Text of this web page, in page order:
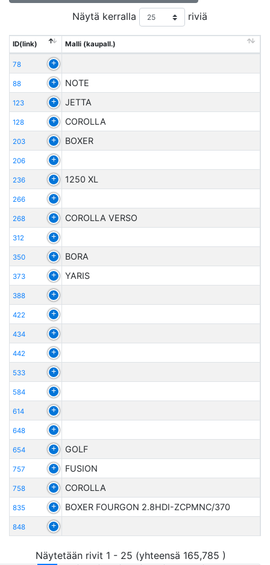
Näytä kerralla riviä
ID(link) Malli (kaupall.)
78
88 NOTE
123 JETTA
128 COROLLA
203 BOXER
206
236 1250 XL
266
268 COROLLA VERSO
312
350 BORA
373 YARIS
388
422
434
442
533
584
614
648
654 GOLF
757 FUSION
758 COROLLA
835 BOXER FOURGON 2.8HDI-ZCPMNC/370
848
Näytetään rivit 1 - 25 (yhteensä 165,785 )